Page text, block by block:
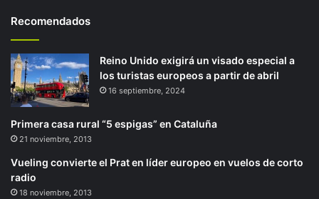
Recomendados
Reino Unido exigirá un visado especial a
los turistas europeos a partir de abril
16 septiembre, 2024
Primera casa rural “5 espigas” en Cataluña
21 noviembre, 2013
Vueling convierte el Prat en líder europeo en vuelos de corto
radio
18 noviembre, 2013